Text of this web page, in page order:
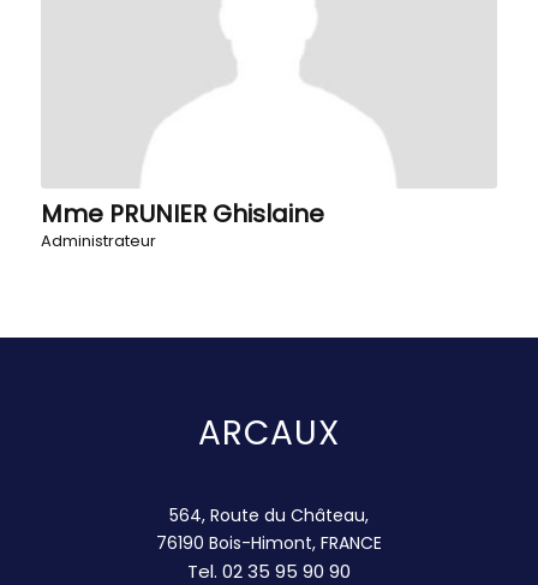
Mme PRUNIER Ghislaine
Administrateur
ARCAUX
564, Route du Château,
76190 Bois-Himont, FRANCE
Tel. 02 35 95 90 90